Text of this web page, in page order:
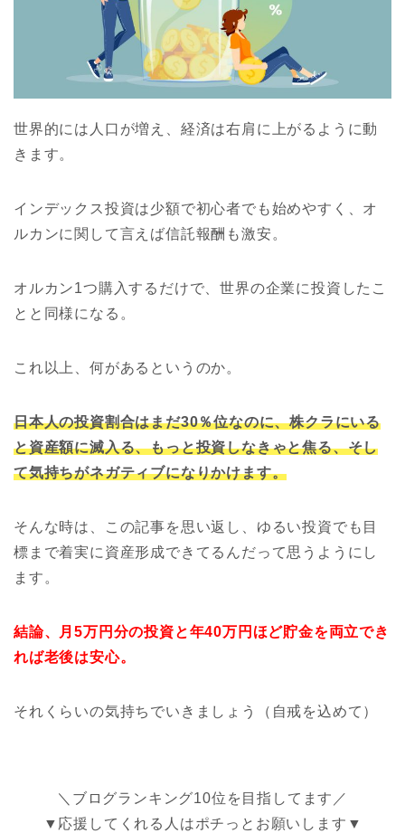
世界的には人口が増え、経済は右肩に上がるように動
きます。
インデックス投資は少額で初心者でも始めやすく、オ
ルカンに関して言えば信託報酬も激安。
オルカン1つ購入するだけで、世界の企業に投資したこ
とと同様になる。
これ以上、何があるというのか。
日本人の投資割合はまだ30％位なのに、株クラにいる
と資産額に滅入る、もっと投資しなきゃと焦る、そし
て気持ちがネガティブになりかけます。
そんな時は、この記事を思い返し、ゆるい投資でも目
標まで着実に資産形成できてるんだって思うようにし
ます。
結論、月5万円分の投資と年40万円ほど貯金を両立でき
れば老後は安心。
それくらいの気持ちでいきましょう（自戒を込めて）
＼ブログランキング10位を目指してます／
▼応援してくれる人はポチっとお願いします▼